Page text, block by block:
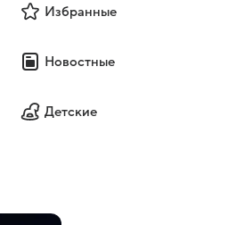
Избранные
Новостные
Детские